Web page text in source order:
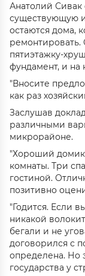
Анатолий Сивак
существующую
остаются дома,
пятиэтажку-
фундамент, и на
"Вносите
как раз
Заслушав
различными
микрорайоне.
"Хороший
комнаты. Три
гостиной.
позитивно
"Годится. Если
никакой
бегали и не
договорился с
определена. Но
государства у